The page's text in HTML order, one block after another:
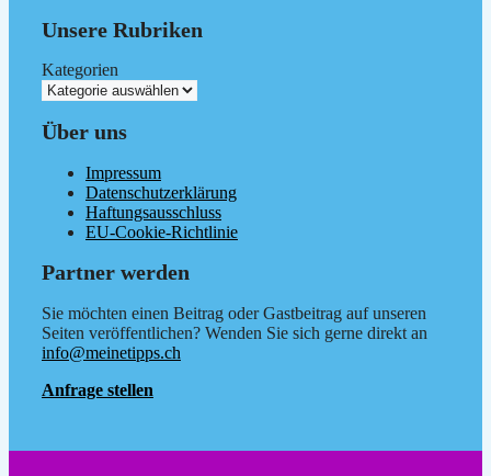
Unsere Rubriken
Kategorien
Über uns
Impressum
Datenschutzerklärung
Haftungsausschluss
EU-Cookie-Richtlinie
Partner werden
Sie möchten einen Beitrag oder Gastbeitrag auf unseren
Seiten veröffentlichen? Wenden Sie sich gerne direkt an
info@meinetipps.ch
Anfrage stellen